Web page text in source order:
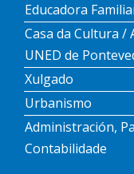
Educadora
Casa da Cultura /
UNED de
Xulgado
Urbanismo
Administración,
Contabilidade